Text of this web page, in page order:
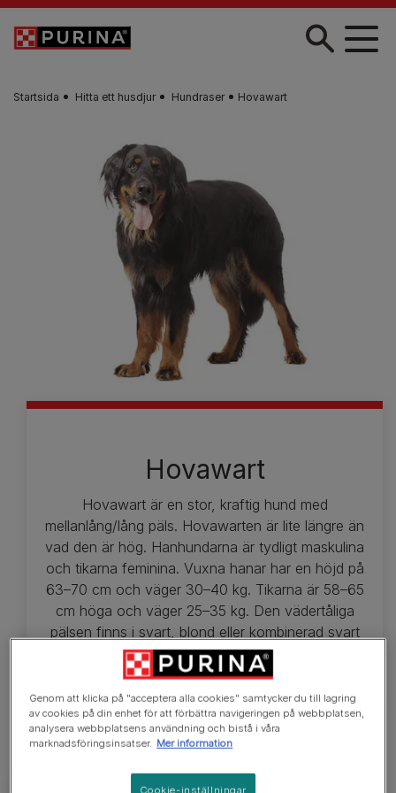
Skip to main content
Startsida Hitta ett husdjur​ Hundraser Hovawart
Hovawart
Hovawart är en stor, kraftig hund med
mellanlång/lång päls. Hovawarten är lite längre än
vad den är hög. Hanhundarna är tydligt maskulina
och tikarna feminina. Vuxna hanar har en höjd på
63–70 cm och väger 30–40 kg. Tikarna är 58–65
cm höga och väger 25–35 kg. Den vädertåliga
pälsen finns i svart, blond eller kombinerad svart
och gyllene.
Genom att klicka på "acceptera alla cookies" samtycker du till lagring
av cookies på din enhet för att förbättra navigeringen på webbplatsen,
analysera webbplatsens användning och bistå i våra
marknadsföringsinsatser. Mer information
Cookie-inställningar